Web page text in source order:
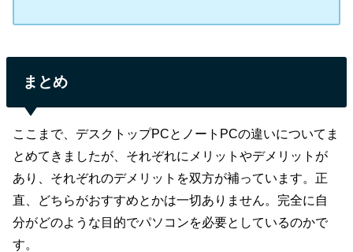
まとめ
ここまで、デスクトップPCとノートPCの違いについてま
とめてきましたが、それぞれにメリットやデメリットが
あり、それぞれのデメリットを双方が補っています。正
直、どちらがおすすめとかは一切ありません。完全に自
分がどのような目的でパソコンを必要としているのかで
す。